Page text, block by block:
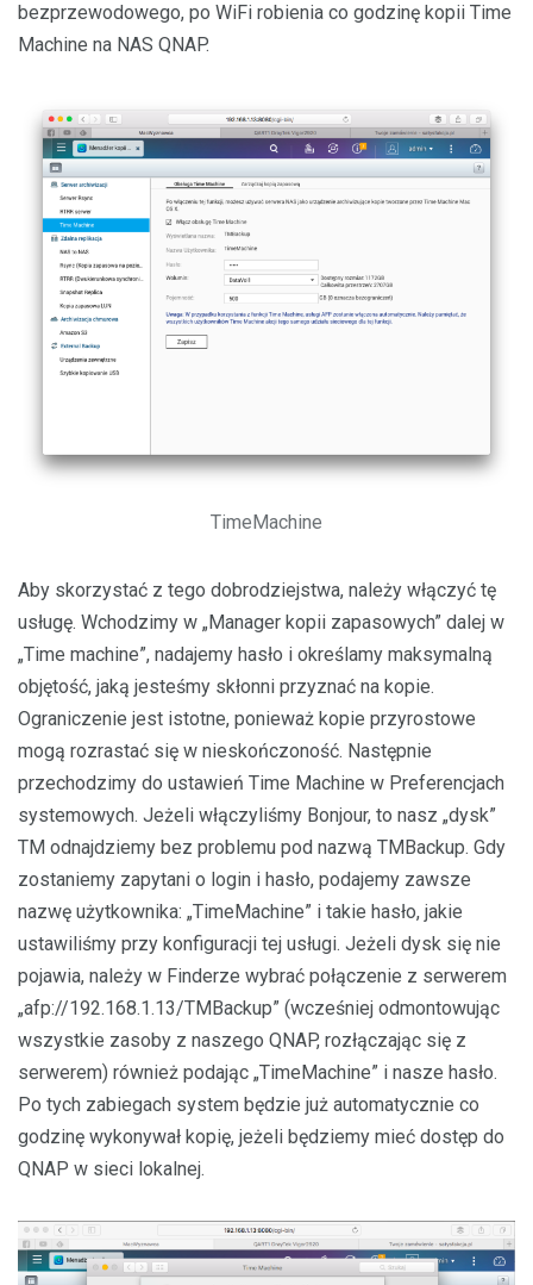
bezprzewodowego, po WiFi robienia co godzinę kopii Time
Machine na NAS QNAP.
TimeMachine
Aby skorzystać z tego dobrodziejstwa, należy włączyć tę
usługę. Wchodzimy w „Manager kopii zapasowych” dalej w
„Time machine”, nadajemy hasło i określamy maksymalną
objętość, jaką jesteśmy skłonni przyznać na kopie.
Ograniczenie jest istotne, ponieważ kopie przyrostowe
mogą rozrastać się w nieskończoność. Następnie
przechodzimy do ustawień Time Machine w Preferencjach
systemowych. Jeżeli włączyliśmy Bonjour, to nasz „dysk”
TM odnajdziemy bez problemu pod nazwą TMBackup. Gdy
zostaniemy zapytani o login i hasło, podajemy zawsze
nazwę użytkownika: „TimeMachine” i takie hasło, jakie
ustawiliśmy przy konfiguracji tej usługi. Jeżeli dysk się nie
pojawia, należy w Finderze wybrać połączenie z serwerem
„afp://192.168.1.13/TMBackup” (wcześniej odmontowując
wszystkie zasoby z naszego QNAP, rozłączając się z
serwerem) również podając „TimeMachine” i nasze hasło.
Po tych zabiegach system będzie już automatycznie co
godzinę wykonywał kopię, jeżeli będziemy mieć dostęp do
QNAP w sieci lokalnej.